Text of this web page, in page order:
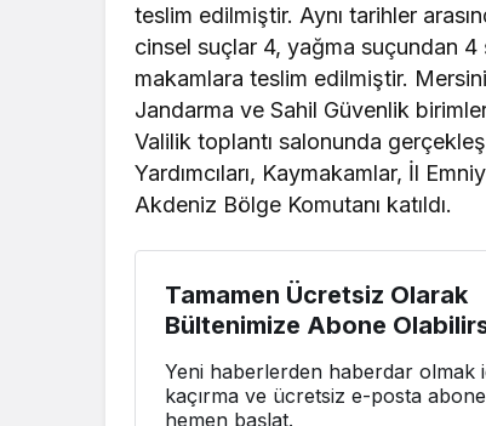
teslim edilmiştir. Aynı tarihler
cinsel suçlar 4, yağma suçundan 4
makamlara teslim edilmiştir.
Jandarma ve Sahil Güvenlik
Valilik toplantı salonunda
Yardımcıları, Kaymakamlar, İl
Akdeniz Bölge Komutanı katıldı.
Tamamen Ücretsiz Olarak
Bültenimize Abone
Yeni haberlerden haberdar olmak
kaçırma ve ücretsiz e-posta
hemen başlat.